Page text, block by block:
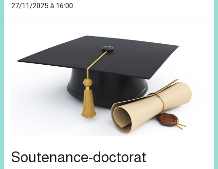
27/11/2025 à 16:00
Soutenance-doctorat